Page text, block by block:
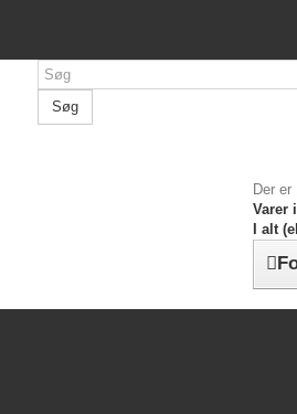
Søg
Der
Varer
I alt